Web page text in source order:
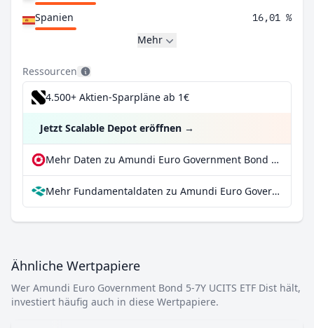
Spanien 16,01 %
Mehr
Ressourcen
4.500+ Aktien-Sparpläne ab 1€
Jetzt Scalable Depot eröffnen →
Mehr Daten zu Amundi Euro Government Bond 5-7Y UCITS ETF Dist bei extraETF
Mehr Fundamentaldaten zu Amundi Euro Government Bond 5-7Y UCITS ETF Dist bei Parqet
Ähnliche Wertpapiere
Wer Amundi Euro Government Bond 5-7Y UCITS ETF Dist hält,
investiert häufig auch in diese Wertpapiere.